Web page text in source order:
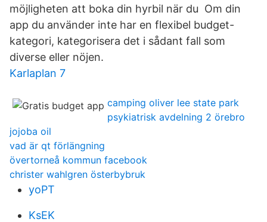
möjligheten att boka din hyrbil när du Om din
app du använder inte har en flexibel budget-
kategori, kategorisera det i sådant fall som
diverse eller nöjen.
Karlaplan 7
camping oliver lee state park
psykiatrisk avdelning 2 örebro
jojoba oil
vad är qt förlängning
övertorneå kommun facebook
christer wahlgren österbybruk
yoPT
KsEK